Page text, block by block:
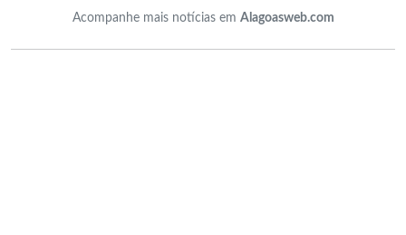
Acompanhe mais notícias em Alagoasweb.com